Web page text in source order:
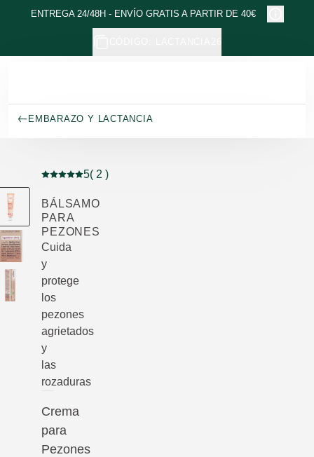
Ir al contenido principal
ENTREGA 24/48H - ENVÍO GRATIS A PARTIR DE 40€
EMBARAZO Y LACTANCIA
Puntuación: 5 / 5 estrellas 2 valoraciones de usuarios
5( 2 )
BÁLSAMO
PARA
PEZONES
Cuida
y
protege
los
pezones
agrietados
y
las
rozaduras
Crema
para
Pezones